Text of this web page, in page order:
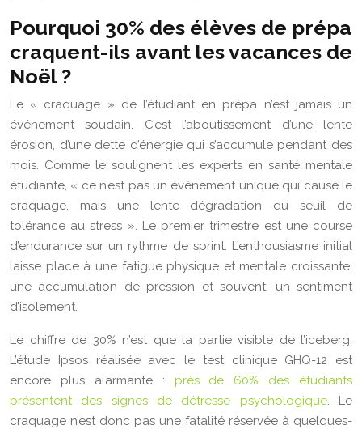
Pourquoi 30% des élèves de prépa
craquent-ils avant les vacances de
Noël ?
Le « craquage » de l’étudiant en prépa n’est jamais un
événement soudain. C’est l’aboutissement d’une lente
érosion, d’une dette d’énergie qui s’accumule pendant des
mois. Comme le soulignent les experts en santé mentale
étudiante, « ce n’est pas un événement unique qui cause le
craquage, mais une lente dégradation du seuil de
tolérance au stress ». Le premier trimestre est une course
d’endurance sur un rythme de sprint. L’enthousiasme initial
laisse place à une fatigue physique et mentale croissante,
une accumulation de pression et souvent, un sentiment
d’isolement.
Le chiffre de 30% n’est que la partie visible de l’iceberg.
L’étude Ipsos réalisée avec le test clinique GHQ-12 est
encore plus alarmante : près de 60% des étudiants
présentent des signes de détresse psychologique. Le
craquage n’est donc pas une fatalité réservée à quelques-